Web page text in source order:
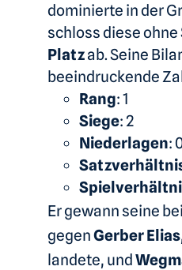
dominierte in der
schloss diese
Platzab. Seine
beeindruckende
Rang: 1
Siege: 2
Niederlagen:
Er gewann seine
gegenGerber Elias
landete, und